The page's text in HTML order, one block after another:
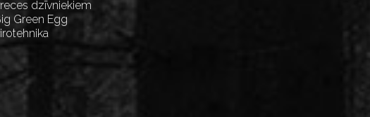
dzīvniekiem
Green Egg